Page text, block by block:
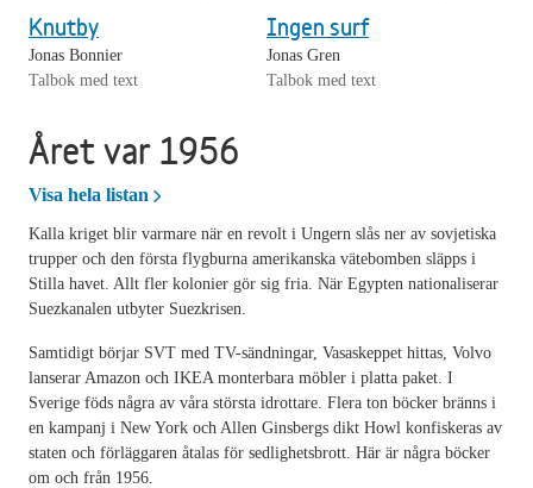
Knutby
Jonas Bonnier
Talbok med text
Ingen surf
Jonas Gren
Talbok med text
Året var 1956
Visa hela listan Året var 1956
Kalla kriget blir varmare när en revolt i Ungern slås ner av sovjetiska
trupper och den första flygburna amerikanska vätebomben släpps i
Stilla havet. Allt fler kolonier gör sig fria. När Egypten nationaliserar
Suezkanalen utbyter Suezkrisen.
Samtidigt börjar SVT med TV-sändningar, Vasaskeppet hittas, Volvo
lanserar Amazon och IKEA monterbara möbler i platta paket. I
Sverige föds några av våra största idrottare. Flera ton böcker bränns i
en kampanj i New York och Allen Ginsbergs dikt Howl konfiskeras av
staten och förläggaren åtalas för sedlighetsbrott. Här är några böcker
om och från 1956.